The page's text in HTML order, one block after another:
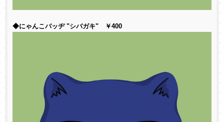
◆にゃんこバッヂ "シバガキ" ￥400